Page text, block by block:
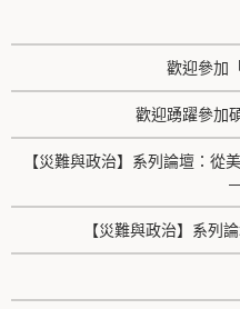
歡迎參加
歡迎踴躍參加
【災難與政治】系列論壇：從
【災難與政治】系列